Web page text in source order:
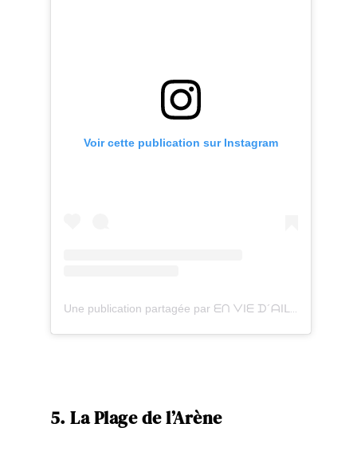
Voir cette publication sur Instagram
5. La Plage de l’Arène